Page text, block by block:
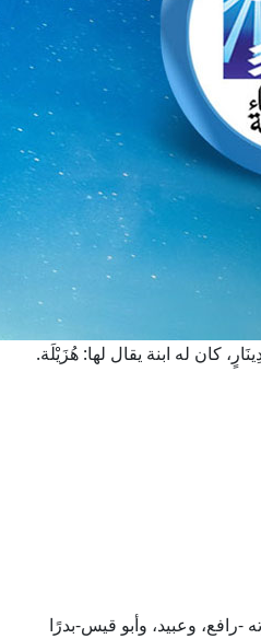
كان له ابنة يقال لها: هُزَيْلَة.
-رافع، وعبيد، وأبو قيس-بدرًا